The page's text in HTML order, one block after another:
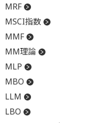
MRF
MSCI指数
MMF
MM理論
MLP
MBO
LLM
LBO